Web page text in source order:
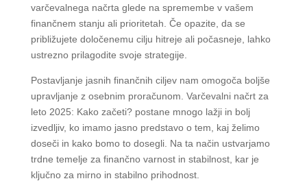
varčevalnega načrta glede na spremembe v vašem
finančnem stanju ali prioritetah. Če opazite, da se
približujete določenemu cilju hitreje ali počasneje, lahko
ustrezno prilagodite svoje strategije.
Postavljanje jasnih finančnih ciljev nam omogoča boljše
upravljanje z osebnim proračunom. Varčevalni načrt za
leto 2025: Kako začeti? postane mnogo lažji in bolj
izvedljiv, ko imamo jasno predstavo o tem, kaj želimo
doseči in kako bomo to dosegli. Na ta način ustvarjamo
trdne temelje za finančno varnost in stabilnost, kar je
ključno za mirno in stabilno prihodnost.